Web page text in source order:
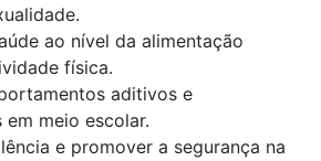
ao nível da alimentação
física.
aditivos e
em meio escolar.
e promover a segurança na